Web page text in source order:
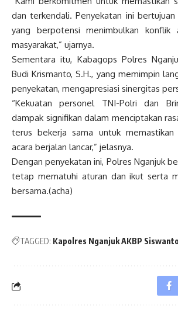
dan terkendali. Penyekatan ini
yang berpotensi menimbulkan konflik
masyarakat,” ujarnya.
Sementara itu, Kabagops Polres
Budi Krismanto, S.H., yang memimpin
penyekatan, mengapresiasi sinergitas
“Kekuatan personel TNI-Polri dan
dampak signifikan dalam menciptakan
terus bekerja sama untuk memastikan
acara berjalan lancar,” jelasnya.
Dengan penyekatan ini, Polres Nganjuk
tetap mematuhi aturan dan ikut serta
bersama.(acha)
TAGGED: Kapolres Nganjuk AKBP